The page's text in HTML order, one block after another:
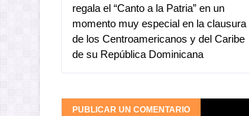
regala el “Canto a la Patria” en un
momento muy especial en la clausura
de los Centroamericanos y del Caribe
de su República Dominicana
PUBLICAR UN COMENTARIO